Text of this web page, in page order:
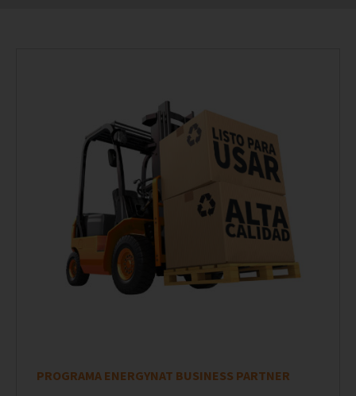
PROGRAMA ENERGYNAT BUSINESS PARTNER